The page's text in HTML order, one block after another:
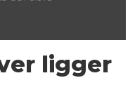
ligger